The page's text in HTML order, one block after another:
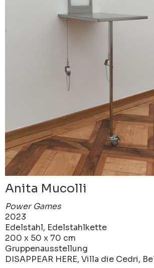
Anita Mucolli
Power Games
2023
Edelstahl, Edelstahlkette
200 x 50 x 70 cm
Gruppenausstellung
DISAPPEAR HERE, Villa die Cedri,